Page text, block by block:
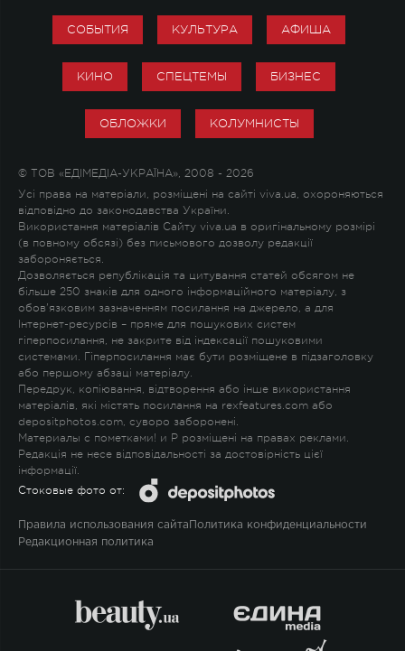
СОБЫТИЯ КУЛЬТУРА АФИША
КИНО СПЕЦТЕМЫ БИЗНЕС
ОБЛОЖКИ КОЛУМНИСТЫ
© ТОВ «ЕДІМЕДІА-УКРАЇНА», 2008 - 2026
Усі права на матеріали, розміщені на сайті viva.ua, охороняються
відповідно до законодавства України.
Використання матеріалів Сайту viva.ua в оригінальному розмірі
(в повному обсязі) без письмового дозволу редакції
забороняється.
Дозволяється републікація та цитування статей обсягом не
більше 250 знаків для одного інформаційного матеріалу, з
обов'язковим зазначенням посилання на джерело, а для
Інтернет-ресурсів – пряме для пошукових систем
гіперпосилання, не закрите від індексації пошуковими
системами. Гіперпосилання має бути розміщене в підзаголовку
або першому абзаці матеріалу.
Передрук, копіювання, відтворення або інше використання
матеріалів, які містять посилання на rexfeatures.com або
depositphotos.com, суворо заборонені.
Материалы с пометками! и P розміщені на правах реклами.
Редакція не несе відповідальності за достовірність цієї
інформації.
Стоковые фото от:
Правила использования сайта Политика конфиденциальности
Редакционная политика